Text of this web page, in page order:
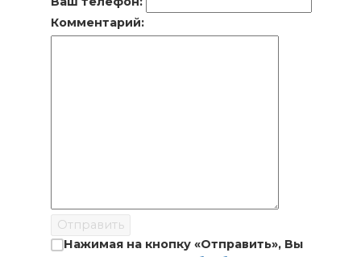
Комментарий:
Отправить
Нажимая на кнопку «Отправить», Вы